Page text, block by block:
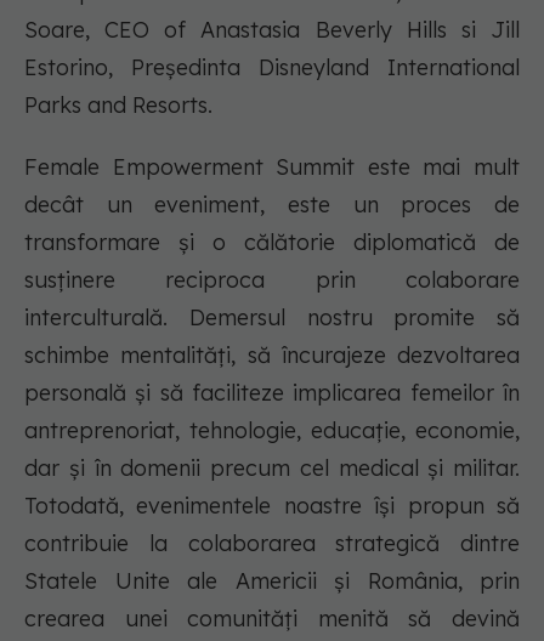
Soare, CEO of Anastasia Beverly Hills si Jill
Estorino, Președinta Disneyland International
Parks and Resorts.
Female Empowerment Summit este mai mult
decât un eveniment, este un proces de
transformare și o călătorie diplomatică de
susținere reciproca prin colaborare
interculturală. Demersul nostru promite să
schimbe mentalități, să încurajeze dezvoltarea
personală și să faciliteze implicarea femeilor în
antreprenoriat, tehnologie, educație, economie,
dar și în domenii precum cel medical și militar.
Totodată, evenimentele noastre își propun să
contribuie la colaborarea strategică dintre
Statele Unite ale Americii și România, prin
crearea unei comunități menită să devină